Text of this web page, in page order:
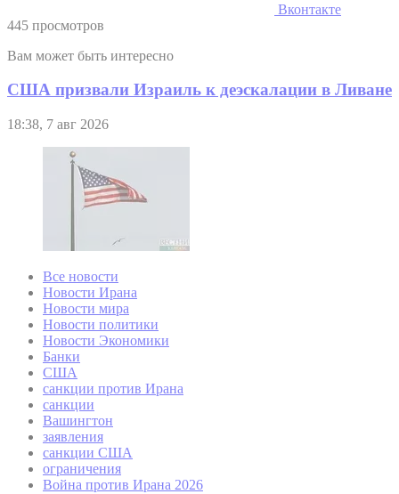
Вконтакте
445 просмотров
Вам может быть интересно
США призвали Израиль к деэскалации в Ливане
18:38, 7 авг 2026
Все новости
Новости Ирана
Новости мира
Новости политики
Новости Экономики
Банки
США
санкции против Ирана
санкции
Вашингтон
заявления
санкции США
ограничения
Война против Ирана 2026